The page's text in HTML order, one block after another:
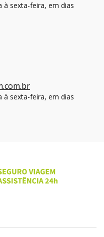
à sexta-feira, em dias
à sexta-feira, em dias